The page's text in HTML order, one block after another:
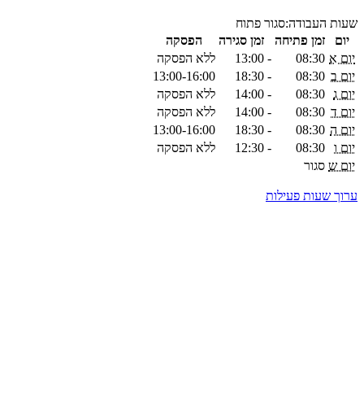
שעות העבודה:סגור פתוח
יום
זמן פתיחה זמן סגירה
הפסקה
יום א 08:30
-
13:00
ללא הפסקה
יום ב 08:30
-
18:30
13:00-16:00
יום ג 08:30
-
14:00
ללא הפסקה
יום ד 08:30
-
14:00
ללא הפסקה
יום ה 08:30
-
18:30
13:00-16:00
יום ו
08:30
-
12:30
ללא הפסקה
יום ש סגור
ערוך שעות פעילות